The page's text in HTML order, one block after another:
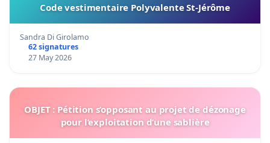
Code vestimentaire Polyvalente St-Jérôme
Sandra Di Girolamo
62 signatures
27 May 2026
OBJET : Pétition s’opposant au projet de dézonage
pour l’exploitation d’une sablière